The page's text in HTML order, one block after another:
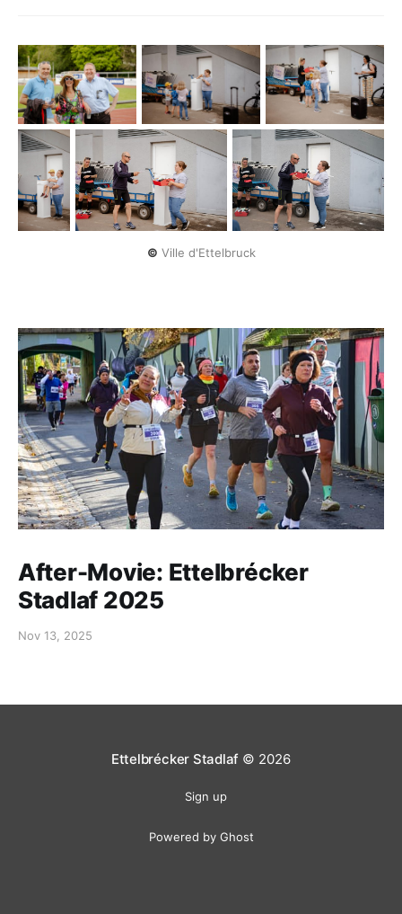
© Ville d'Ettelbruck
After-Movie: Ettelbrécker
Stadlaf 2025
Nov 13, 2025
Ettelbrécker Stadlaf © 2026
Sign up
Powered by Ghost